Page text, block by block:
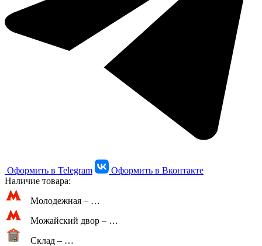
Оформить в Telegram
Оформить в Вконтакте
Наличие товара:
Молодежная – …
Можайский двор – …
Склад – …